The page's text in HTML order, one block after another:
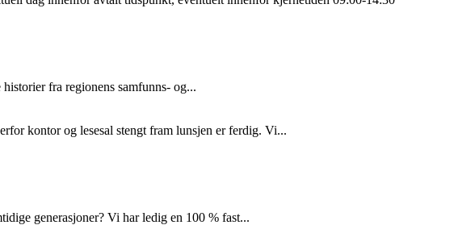
fra regionens samfunns- og...
kontor og lesesal stengt fram lunsjen er ferdig. Vi...
generasjoner? Vi har ledig en 100 % fast...